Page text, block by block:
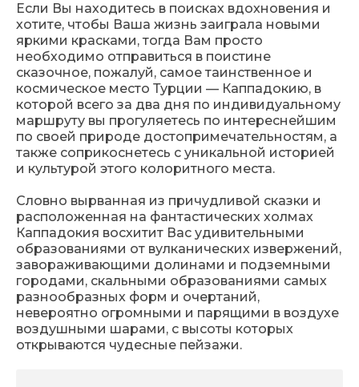
Если Вы находитесь в поисках вдохновения и
хотите, чтобы Ваша жизнь заиграла новыми
яркими красками, тогда Вам просто
необходимо отправиться в поистине
сказочное, пожалуй, самое таинственное и
космическое место Турции — Каппадокию, в
которой всего за два дня по индивидуальному
маршруту вы прогуляетесь по интереснейшим
по своей природе достопримечательностям, а
также соприкоснетесь с уникальной историей
и культурой этого колоритного места.
Словно вырванная из причудливой сказки и
расположенная на фантастических холмах
Каппадокия восхитит Вас удивительными
образованиями от вулканических извержений,
завораживающими долинами и подземными
городами, скальными образованиями самых
разнообразных форм и очертаний,
невероятно огромными и парящими в воздухе
воздушными шарами, с высоты которых
открываются чудесные пейзажи.